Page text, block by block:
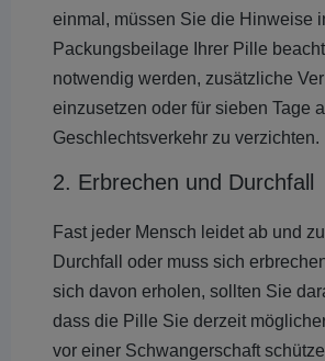
einmal, müssen Sie die Hinweise
Packungsbeilage Ihrer Pille
notwendig werden, zusätzliche
einzusetzen oder für sieben Tage
Geschlechtsverkehr zu verzichten.
2. Erbrechen und Durchfall
Fast jeder Mensch leidet ab und
Durchfall oder muss sich
sich davon erholen, sollten Sie
dass die Pille Sie derzeit
vor einer Schwangerschaft